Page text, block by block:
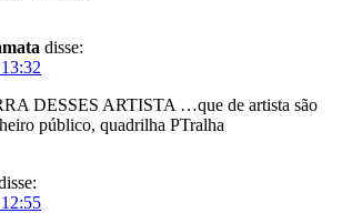
disse:
DESSES ARTISTA …que de artista são
público, quadrilha PTralha